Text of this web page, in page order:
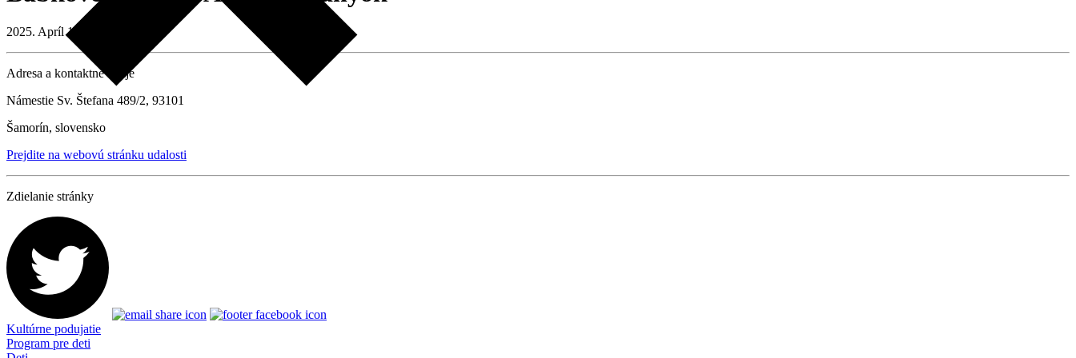
2025. Apríl 12. 10:00
Adresa a kontaktné údaje
Námestie Sv. Štefana 489/2, 93101
Šamorín, slovensko
Prejdite na webovú stránku udalosti
Zdielanie stránky
Kultúrne podujatie
Program pre deti